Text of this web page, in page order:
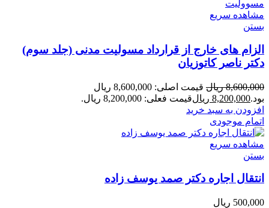
مشاهده سریع
بستن
الزام های خارج از قرارداد مسولیت مدنی (جلد سوم)
دکتر ناصر کاتوزیان
8,600,000 ریال
قیمت اصلی: 8,600,000 ریال
بود.8,200,000 ریالقیمت فعلی: 8,200,000 ریال.
افزودن به سبد خرید
اتمام موجودی
مشاهده سریع
بستن
انتقال اجاره دکتر صمد یوسف زاده
500,000 ریال